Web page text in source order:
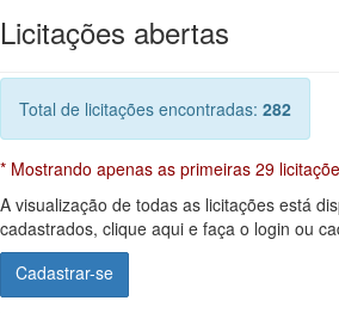
Licitações abertas
Total de licitações encontradas: 282
* Mostrando apenas as primeiras 29
A visualização de todas as licitações está
cadastrados, clique aqui e faça o login ou
Cadastrar-se